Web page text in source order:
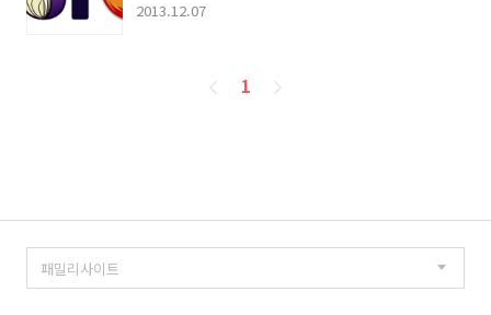
2013.12.07
페
1